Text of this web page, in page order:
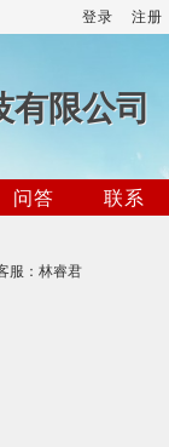
登录 注册
有限公司
问答 联系
：林睿君